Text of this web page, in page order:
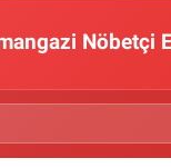
Nöbetçi